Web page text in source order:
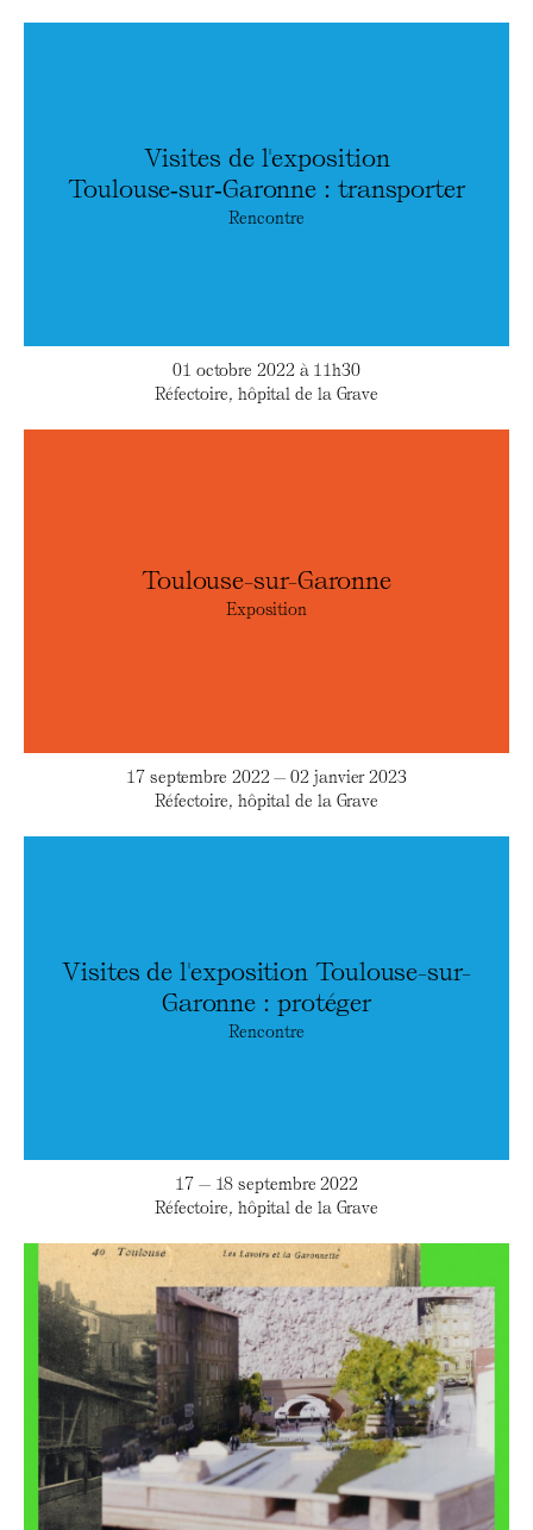
Visites de l'exposition
Toulouse‑sur‑Garonne : transporter
Rencontre
01 octobre 2022 à 11h30
Réfectoire, hôpital de la Grave
Toulouse-sur-Garonne
Exposition
17 septembre 2022 — 02 janvier 2023
Réfectoire, hôpital de la Grave
Visites de l'exposition Toulouse-sur-
Garonne : protéger
Rencontre
17 — 18 septembre 2022
Réfectoire, hôpital de la Grave